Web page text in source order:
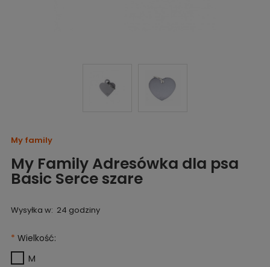
My family
My Family Adresówka dla psa
Basic Serce szare
Wysyłka w: 24 godziny
* Wielkość:
M